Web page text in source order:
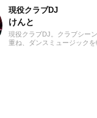
現役クラブDJ
けんと
現役クラブDJ。クラブシー
重ね、ダンスミュージック